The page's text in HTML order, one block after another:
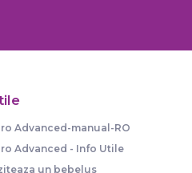
Advanced-manual-RO
Advanced - Info Utile
un bebelus